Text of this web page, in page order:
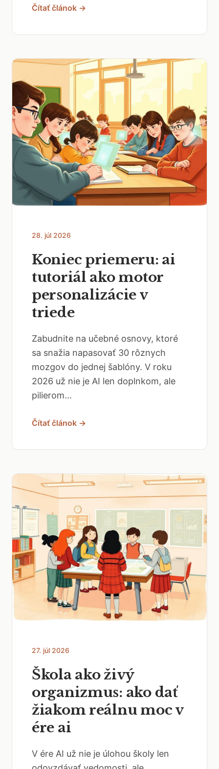
Čítať článok →
28. júl 2026
Koniec priemeru: ai
tutoriál ako motor
personalizácie v
triede
Zabudnite na učebné osnovy, ktoré
sa snažia napasovať 30 rôznych
mozgov do jednej šablóny. V roku
2026 už nie je AI len doplnkom, ale
pilierom...
Čítať článok →
27. júl 2026
Škola ako živý
organizmus: ako dať
žiakom reálnu moc v
ére ai
V ére AI už nie je úlohou školy len